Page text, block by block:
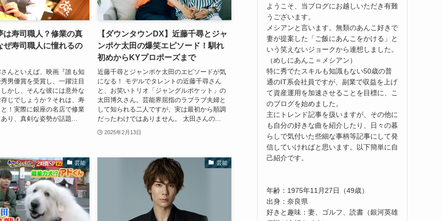
は寿司職人？修業の真
ぜ寿司職人に憧れるの
んといえば、映画『誰も知
男優賞を受賞し、一躍注目
かし、そんな彼には意外な
じでしょうか？それは、寿
！実際に銀座の名店で修業
り、真剣な姿勢が話題...
【ダウンタウンDX】近藤千尋とジャ
ンポケ太田の爆笑エピソード！馴れ
初めからKYプロポーズまで
近藤千尋とジャンポケ太田のエピソードが気
になる！ モデルでタレントの近藤千尋さん
と、お笑いトリオ「ジャングルポケット」の
太田博久さん。芸能界屈指のラブラブ夫婦と
して知られる二人ですが、実は最初から順調
だったわけではありません。 太田さんの...
2025年2月13日
芸能 芸能
ようこそ、当ブログにお越しいただき有難
うございます。
メシアンと言います。無類のあんこ好きで
妻が提案した「ご飯にあんこをかける」と
いう笑えないジョークから連想しました。
（めしにあんこ＝メシアン）
特に秀でたスキルも知識もない50歳の普
通のIT系会社員ですが、副業で収益を上げ
て資産運用を加速させることを目標に、こ
のブログを始めました。
主にトレンド記事を扱いますが、その他に
も自分の好きな曲を紹介したり、日々の暮
らしで気付いた些細な事柄等記事にして発
信していければと思います。以下簡単に自
己紹介です。
年齢：1975年11月27日（49歳）
出身：奈良県
好きと趣味：妻、ゴルフ、読書（銀河英雄